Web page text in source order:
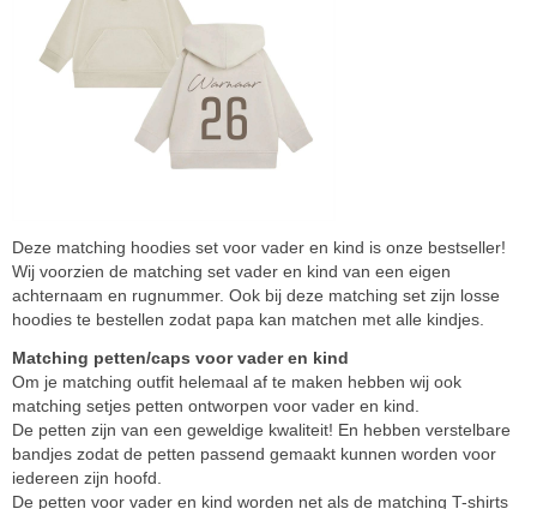
Deze matching hoodies set voor vader en kind is onze bestseller!
Wij voorzien de matching set vader en kind van een eigen
achternaam en rugnummer. Ook bij deze matching set zijn losse
hoodies te bestellen zodat papa kan matchen met alle kindjes.
Matching petten/caps voor vader en kind
Om je matching outfit helemaal af te maken hebben wij ook
matching setjes petten ontworpen voor vader en kind.
De petten zijn van een geweldige kwaliteit! En hebben verstelbare
bandjes zodat de petten passend gemaakt kunnen worden voor
iedereen zijn hoofd.
De petten voor vader en kind worden net als de matching T-shirts